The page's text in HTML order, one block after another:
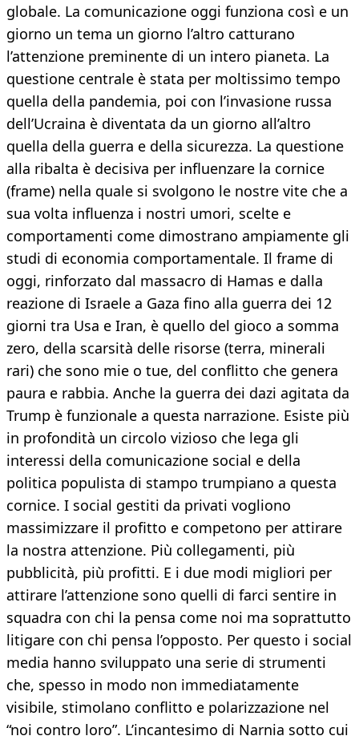
globale. La comunicazione oggi funziona così e un
giorno un tema un giorno l’altro catturano
l’attenzione preminente di un intero pianeta. La
questione centrale è stata per moltissimo tempo
quella della pandemia, poi con l’invasione russa
dell’Ucraina è diventata da un giorno all’altro
quella della guerra e della sicurezza. La questione
alla ribalta è decisiva per influenzare la cornice
(frame) nella quale si svolgono le nostre vite che a
sua volta influenza i nostri umori, scelte e
comportamenti come dimostrano ampiamente gli
studi di economia comportamentale. Il frame di
oggi, rinforzato dal massacro di Hamas e dalla
reazione di Israele a Gaza fino alla guerra dei 12
giorni tra Usa e Iran, è quello del gioco a somma
zero, della scarsità delle risorse (terra, minerali
rari) che sono mie o tue, del conflitto che genera
paura e rabbia. Anche la guerra dei dazi agitata da
Trump è funzionale a questa narrazione. Esiste più
in profondità un circolo vizioso che lega gli
interessi della comunicazione social e della
politica populista di stampo trumpiano a questa
cornice. I social gestiti da privati vogliono
massimizzare il profitto e competono per attirare
la nostra attenzione. Più collegamenti, più
pubblicità, più profitti. E i due modi migliori per
attirare l’attenzione sono quelli di farci sentire in
squadra con chi la pensa come noi ma soprattutto
litigare con chi pensa l’opposto. Per questo i social
media hanno sviluppato una serie di strumenti
che, spesso in modo non immediatamente
visibile, stimolano conflitto e polarizzazione nel
“noi contro loro”. L’incantesimo di Narnia sotto cui